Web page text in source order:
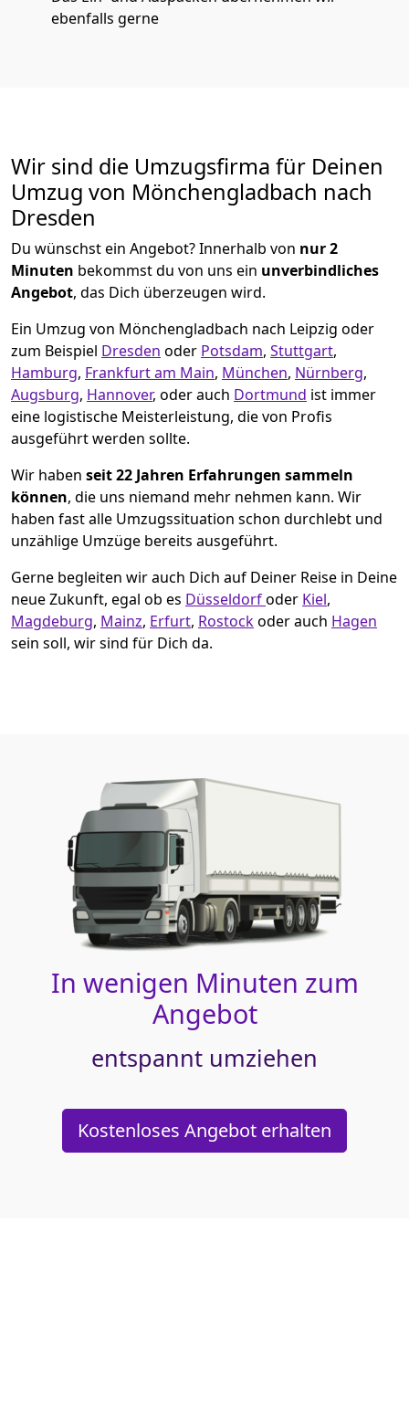
ebenfalls gerne
Wir sind die Umzugsfirma für Deinen
Umzug von Mönchen­gladbach nach
Dresden
Du wünschst ein Angebot? Innerhalb von nur 2
Minuten bekommst du von uns ein unverbindliches
Angebot, das Dich überzeugen wird.
Ein Umzug von Mönchen­gladbach nach Leipzig oder
zum Beispiel Dresden oder Potsdam, Stuttgart,
Hamburg, Frankfurt am Main, München, Nürnberg,
Augsburg, Hannover, oder auch Dortmund ist immer
eine logistische Meisterleistung, die von Profis
ausgeführt werden sollte.
Wir haben seit22 Jahren Erfahrungen sammeln
können, die uns niemand mehr nehmen kann. Wir
haben fast alle Umzugssituation schon durchlebt und
unzählige Umzüge bereits ausgeführt.
Gerne begleiten wir auch Dich auf Deiner Reise in Deine
neue Zukunft, egal ob es Düsseldorfoder Kiel,
Magdeburg, Mainz, Erfurt, Rostockoder auch Hagen
sein soll, wir sind für Dich da.
In wenigen Minuten zum
Angebot
entspannt umziehen
Kostenloses Angebot erhalten